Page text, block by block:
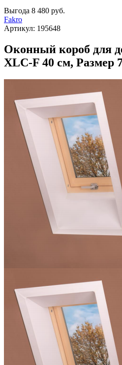
Выгода 8 480 руб.
Fakro
Артикул: 195648
Оконный короб для
XLC-F 40 см, Размер